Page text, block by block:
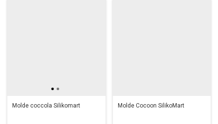
Molde coccola Silikomart Molde Cocoon SilikoMart